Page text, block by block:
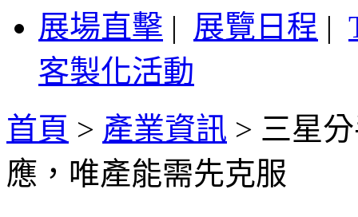
展場直擊 | 展覽日程 |
客製化活動
首頁 > 產業資訊 > 三星
應，唯產能需先克服